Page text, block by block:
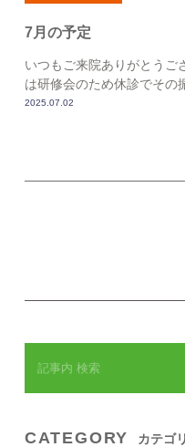
7月の予定
いつもご来院ありがとうご
は研修会のため休診でそ
2025.07.02
CATEGORY カテゴ